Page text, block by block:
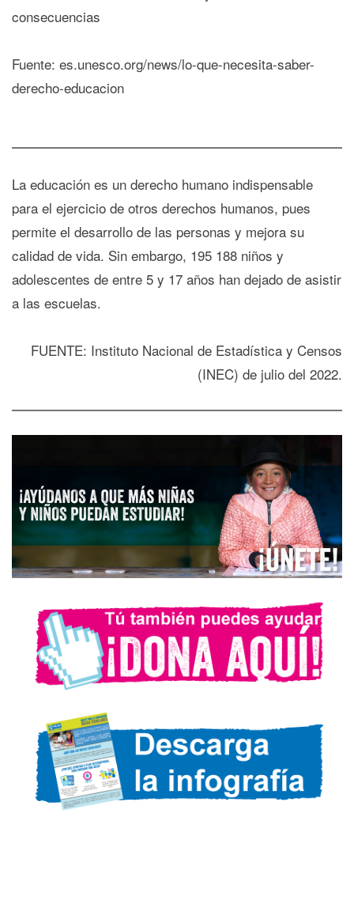
consecuencias
Fuente: es.unesco.org/news/lo-que-necesita-saber-
derecho-educacion
La educación es un derecho humano indispensable
para el ejercicio de otros derechos humanos, pues
permite el desarrollo de las personas y mejora su
calidad de vida. Sin embargo, 195 188 niños y
adolescentes de entre 5 y 17 años han dejado de asistir
a las escuelas.
FUENTE: Instituto Nacional de Estadística y Censos
(INEC) de julio del 2022.